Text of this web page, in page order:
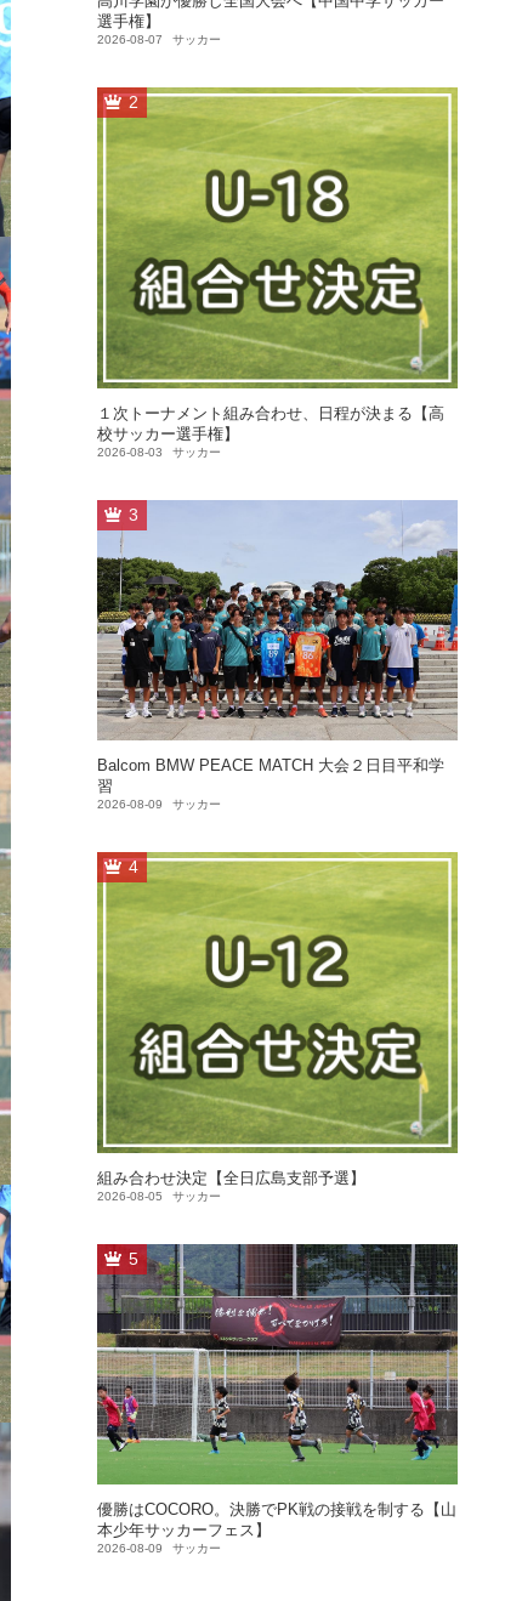
選手権】
2026-08-07 サッカー
2
１次トーナメント組み合わせ、日程が決まる【高
校サッカー選手権】
2026-08-03 サッカー
3
Balcom BMW PEACE MATCH 大会２日目平和学
習
2026-08-09 サッカー
4
組み合わせ決定【全日広島支部予選】
2026-08-05 サッカー
5
優勝はCOCORO。決勝でPK戦の接戦を制する【山
本少年サッカーフェス】
2026-08-09 サッカー